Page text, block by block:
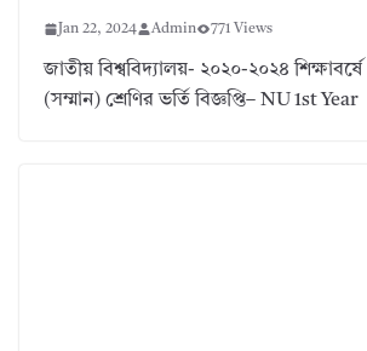
Jan 22, 2024 Admin 771 Views
জাতীয় বিশ্ববিদ্যালয়- ২০২০-২০২৪
(সম্মান) শ্রেণির ভর্তি বিজ্ঞপ্তি– NU 1st Year